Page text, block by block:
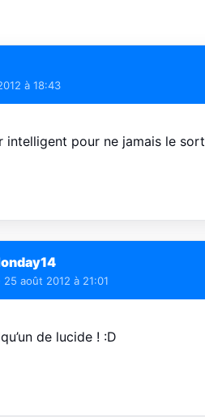
à 18:43
intelligent pour ne jamais le
25 août 2012 à 21:01
de lucide ! :D